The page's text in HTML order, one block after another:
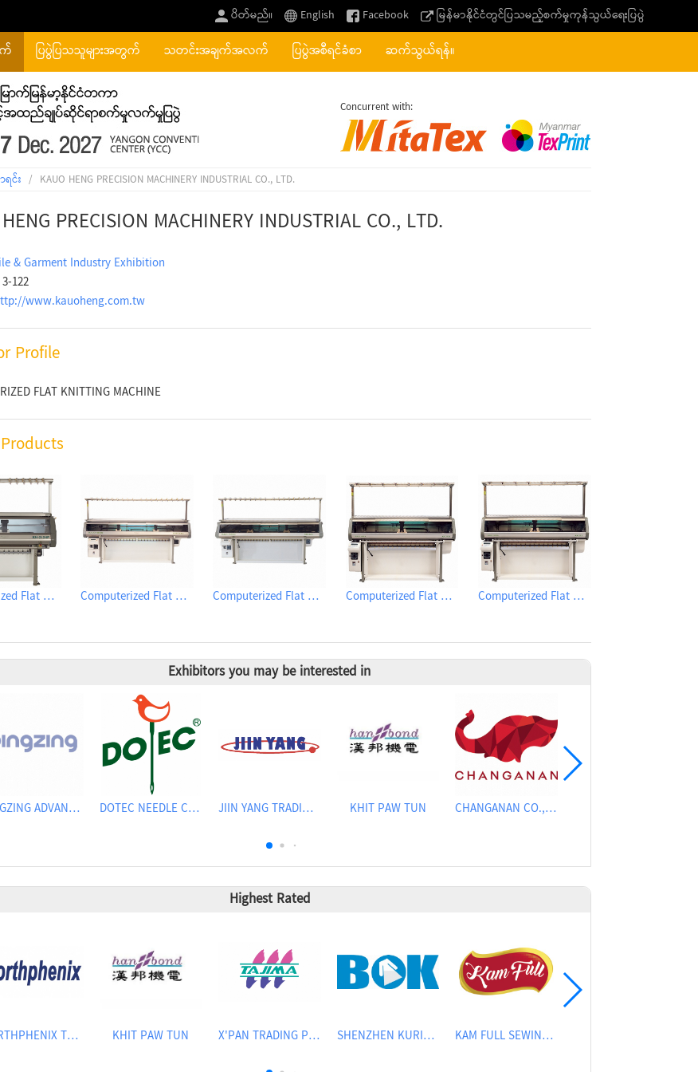
ပိတ်မည်။ English Facebook မြန်မာနိုင်ငံတွင်ပြသမည့်စက်မှုကုန်သွယ်ရေးပြပွဲ
ပြပွဲပြသသူများအတွက် သတင်းအချက်အလက် ပြပွဲအစီရင်ခံစာ ဆက်သွယ်ရန်။
Concurrent with:
ရင်း / KAUO HENG PRECISION MACHINERY INDUSTRIAL CO., LTD.
PRECISION MACHINERY INDUSTRIAL CO., LTD.
& Garment Industry Exhibition
122
www.kauoheng.com.tw
Profile
FLAT KNITTING MACHINE
Computerized Flat Knitting Machine Computerized Flat Knitting Machine Computerized Flat Knitting Machine Computerized Flat Knitting Machine Computerized Flat Knitting Machine
Exhibitors you may be interested in
DINGZING ADVANCED MATERIALS INCORPORATED DOTEC NEEDLE CO., LTD. JIIN YANG TRADING CO., LTD KHIT PAW TUN CHANGANAN CO., LTD
Highest Rated
NORTHPHENIX TECHNOLOGY CO., LTD. KHIT PAW TUN X'PAN TRADING PTE LTD SHENZHEN KURIS TECHNOLOGY CO., LTD KAM FULL SEWING MACHINE CO.